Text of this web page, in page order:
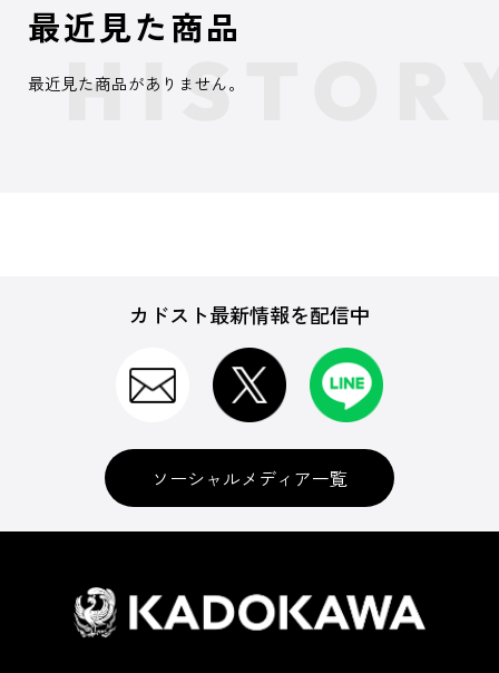
最近見た商品
最近見た商品がありません。
カドスト最新情報を配信中
ソーシャルメディア一覧